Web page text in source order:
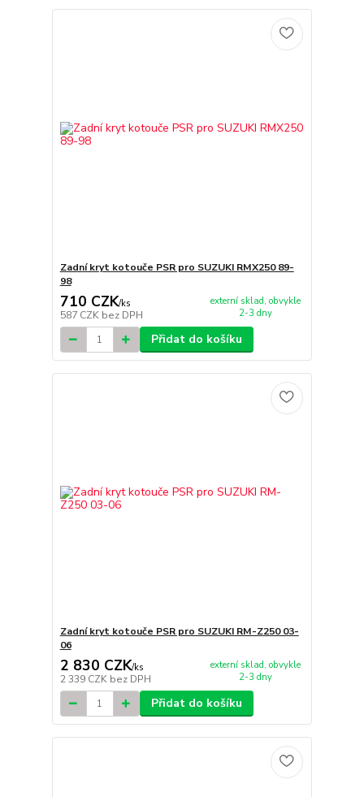
Zadní kryt kotouče PSR pro SUZUKI RMX250 89-
98
710 CZK/ks
587 CZK bez DPH
externí sklad, obvykle
2-3 dny
Přidat do košíku
Zadní kryt kotouče PSR pro SUZUKI RM-Z250 03-
06
2 830 CZK/ks
2 339 CZK bez DPH
externí sklad, obvykle
2-3 dny
Přidat do košíku